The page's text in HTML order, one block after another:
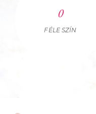
0
FÉLE SZÍN